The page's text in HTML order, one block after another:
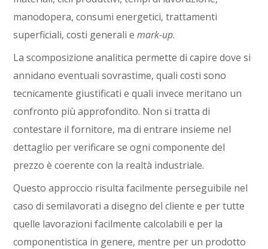
manodopera, consumi energetici, trattamenti
superficiali, costi generali emark-up.
La scomposizione analitica permette di capire dove si
annidano eventuali sovrastime, quali costi sono
tecnicamente giustificati e quali invece meritano un
confronto più approfondito. Non si tratta di
contestare il fornitore, ma di entrare insieme nel
dettaglio per verificare se ogni componente del
prezzo è coerente con la realtà industriale.
Questo approccio risulta facilmente perseguibile nel
caso di semilavorati a disegno del cliente e per tutte
quelle lavorazioni facilmente calcolabili e per la
componentistica in genere, mentre per un prodotto